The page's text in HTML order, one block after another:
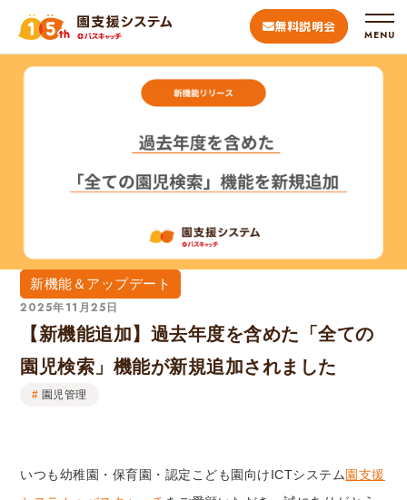
無料説明会
MENU
新機能＆アップデート
2025年11月25日
【新機能追加】過去年度を含めた「全ての
園児検索」機能が新規追加されました
園児管理
いつも幼稚園・保育園・認定こども園向けICTシステム園支援